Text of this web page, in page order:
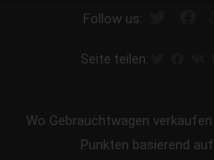
Follow us:
Seite teilen:
Wo Gebrauchtwagen verkaufen
Punkten basierend auf